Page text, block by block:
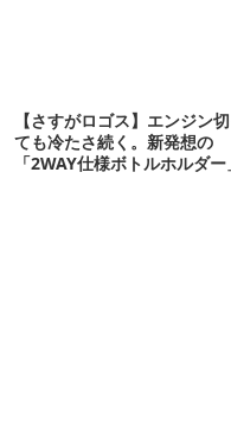
【さすがロゴス】エンジン
ても冷たさ続く。新発想の
「2WAY仕様ボトルホルダー